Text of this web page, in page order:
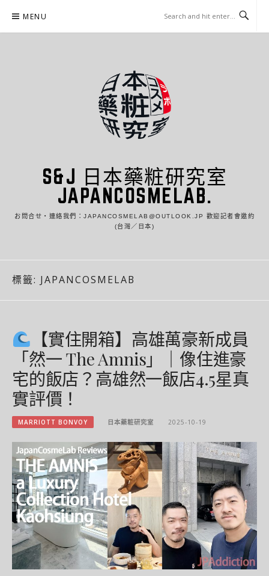
content
MENU
S&J 日本藥粧研究室
JAPANCOSMELAB.
お問合せ・連絡我們：JAPANCOSMELAB@OUTLOOK.JP 歡迎記者會邀約
(台灣／日本)
標籤: JAPANCOSMELAB
【實住開箱】高雄萬豪新成員
「然一 The Amnis」｜像住進豪
宅的飯店？高雄然一飯店4.5星真
實評價！
MARRIOTT BONVOY 日本藥粧研究室 2025-10-19